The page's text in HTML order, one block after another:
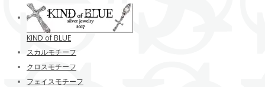
KIND of BLUE
スカルモチーフ
クロスモチーフ
フェイスモチーフ